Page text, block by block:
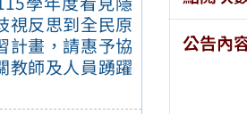
視反思到全民原
計畫，請惠予協
教師及人員踴躍
公告內